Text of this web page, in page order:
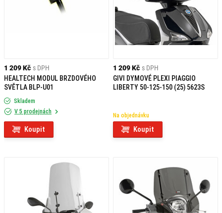
1 209 Kč s DPH
HEALTECH MODUL BRZDOVÉHO
SVĚTLA BLP-U01
Skladem
V 5 prodejnách
Koupit
1 209 Kč s DPH
GIVI DYMOVÉ PLEXI PIAGGIO
LIBERTY 50-125-150 (25) 5623S
Na objednávku
Koupit